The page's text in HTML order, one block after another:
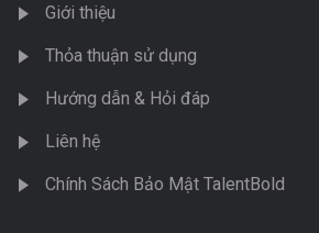
Giới thiệu
Thỏa thuận sử dụng
Hướng dẫn & Hỏi đáp
Liên hệ
Chính Sách Bảo Mật TalentBold